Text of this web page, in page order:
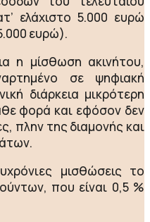
ελάχιστο 5.000 ευρώ
ευρώ).
η μίσθωση ακινήτου,
σε ψηφιακή
διάρκεια μικρότερη
φορά και εφόσον δεν
πλην της διαμονής και
μισθώσεις το
που είναι 0,5 %